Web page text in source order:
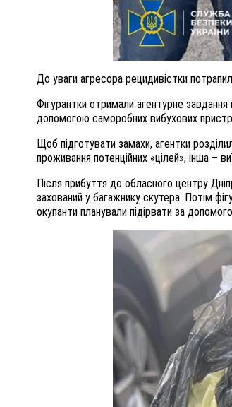
До уваги агресора рецидивістки
Фігурантки отримали агентурне завдання
допомогою саморобних вибухових
Щоб підготувати замахи, агентки
проживання потенційних «цілей», інша –
Після прибуття до обласного центру
захований у багажнику скутера. Потім
окупанти планували підірвати за